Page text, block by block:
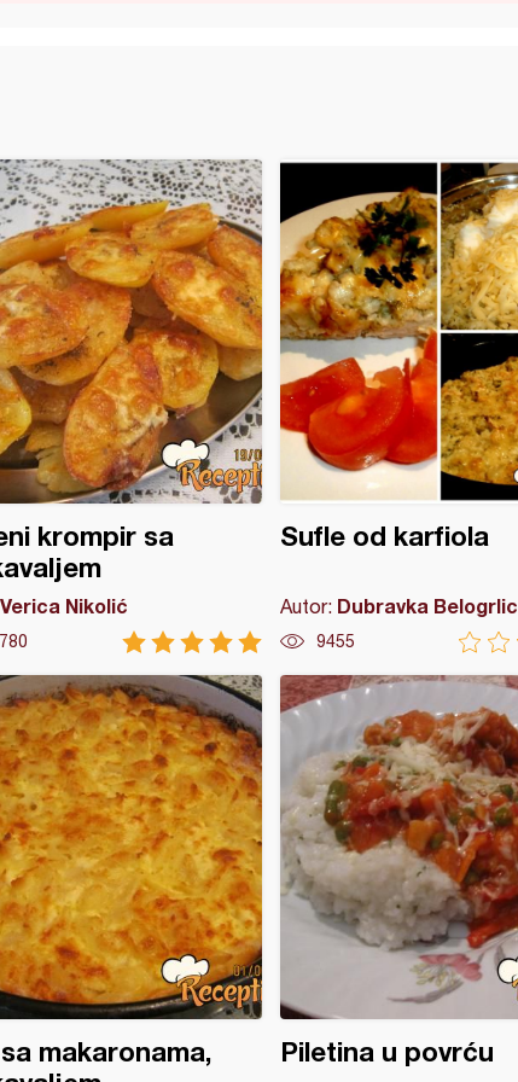
krompir sa
Verica Nikolić
Sufle od karfiola
Autor: Dubravka Belogrlic
9455
makaronama,
Piletina u povrću